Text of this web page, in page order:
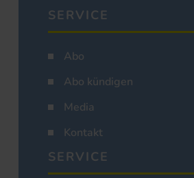
SERVICE
Abo
Abo kündigen
Media
Kontakt
SERVICE